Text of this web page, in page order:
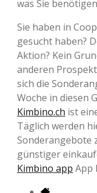
was Sie
Sie haben in
gesucht haben?
Aktion? Kein
anderen
sich die
Woche in diesen
Kimbino.ch ist
Täglich werden
Sonderangebote
günstiger
Kimbino app App